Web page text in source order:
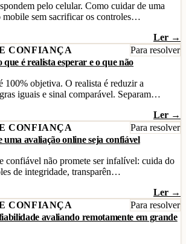
pelo celular. Como cuidar de uma
mobile sem sacrificar os controles…
Ler →
CONFIANÇA
Para resolver
é realista esperar e o que não
100% objetiva. O realista é reduzir a
iguais e sinal comparável. Separam…
Ler →
CONFIANÇA
Para resolver
uma avaliação online seja confiável
confiável não promete ser infalível: cuida do
de integridade, transparên…
Ler →
CONFIANÇA
Para resolver
avaliando remotamente em grande